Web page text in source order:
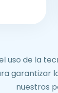
uso de la
garantizar
nuestros